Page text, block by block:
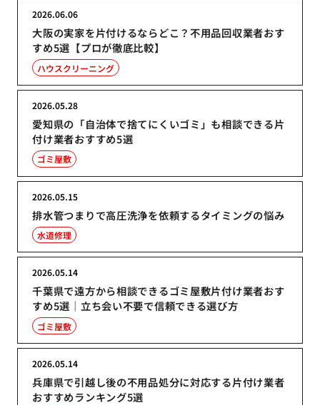
大阪の実家を片付けるならどこ？不用品回収業者おす
すめ5選【プロが徹底比較】
2026.06.06
ハウスクリーニング
愛知県の「自治体で捨てにくいゴミ」も相談できる片
付け業者おすすめ5選
2026.05.28
ゴミ屋敷
排水管つまりで高圧洗浄を依頼するタイミングの悩み
2026.05.15
水道修理
千葉県で遠方から相談できるゴミ屋敷片付け業者おす
すめ5選｜立ち会い不要で信頼できる選び方
2026.05.14
ゴミ屋敷
兵庫県で引越し後の不用品処分に対応する片付け業者
おすすめランキング5選
2026.05.14